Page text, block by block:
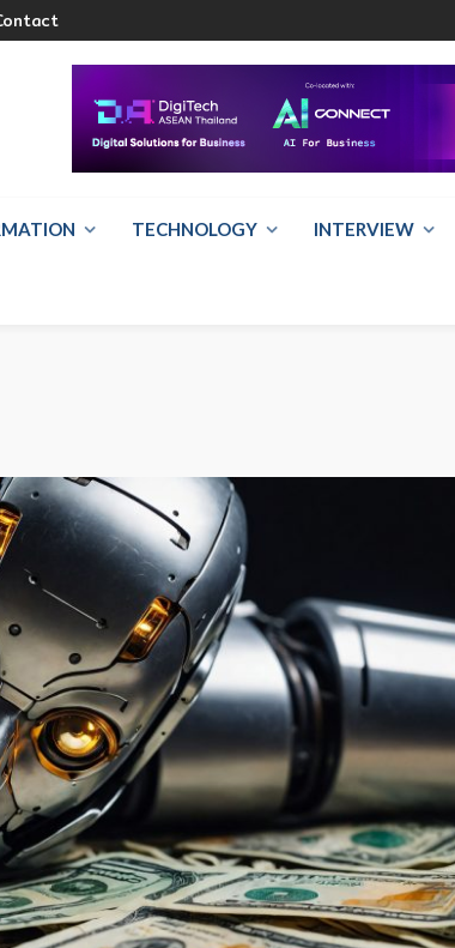
TECHNOLOGY INTERVIEW